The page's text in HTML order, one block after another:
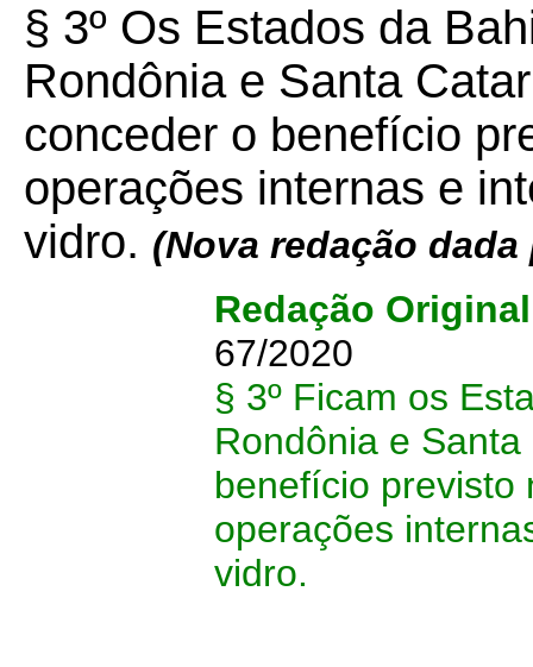
§ 3º Os Estados da
Rondônia e Santa
conceder o benefício
operações internas e
vidro. (Nova redação dada
Redação
67/2020
§ 3º Ficam os
Rondônia e
benefício previsto
operações
vidro.